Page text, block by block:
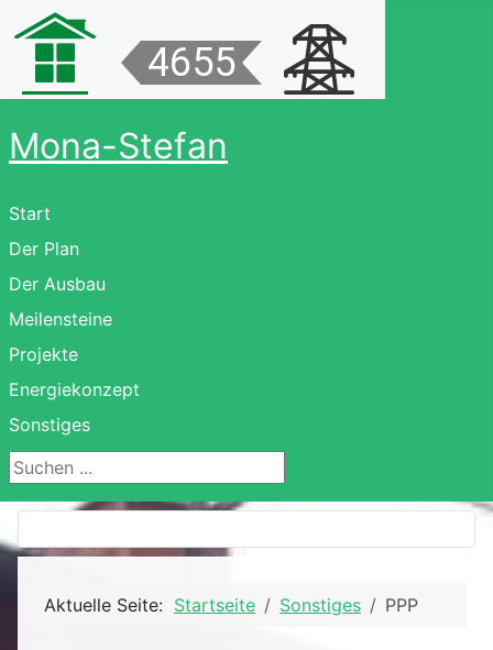
Mona-Stefan
Start
Der Plan
Der Ausbau
Meilensteine
Projekte
Energiekonzept
Sonstiges
Suchen ...
Aktuelle Seite: Startseite Sonstiges PPP